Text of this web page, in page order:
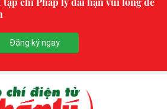
Đăng ký ngay